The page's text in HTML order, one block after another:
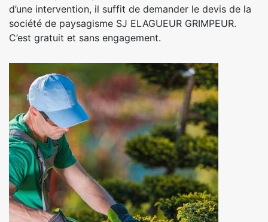
d’une intervention, il suffit de demander le devis de la
société de paysagisme SJ ELAGUEUR GRIMPEUR.
C’est gratuit et sans engagement.